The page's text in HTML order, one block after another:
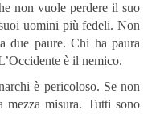
non vuole perdere il suo
uomini più fedeli. Non
due paure. Chi ha paura
è il nemico.
è pericoloso. Se non
misura. Tutti sono